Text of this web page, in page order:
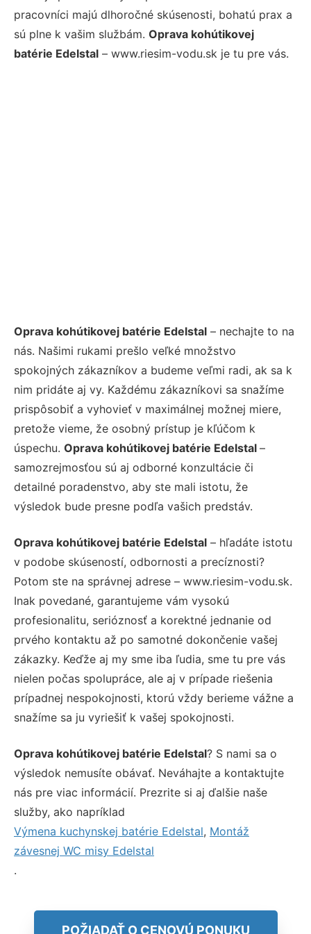
pracovníci majú dlhoročné skúsenosti, bohatú prax a
sú plne k vašim službám. Oprava kohútikovej
batérie Edelstal – www.riesim-vodu.sk je tu pre vás.
Oprava kohútikovej batérie Edelstal – nechajte to na
nás. Našimi rukami prešlo veľké množstvo
spokojných zákazníkov a budeme veľmi radi, ak sa k
nim pridáte aj vy. Každému zákazníkovi sa snažíme
prispôsobiť a vyhovieť v maximálnej možnej miere,
pretože vieme, že osobný prístup je kľúčom k
úspechu. Oprava kohútikovej batérie Edelstal –
samozrejmosťou sú aj odborné konzultácie či
detailné poradenstvo, aby ste mali istotu, že
výsledok bude presne podľa vašich predstáv.
Oprava kohútikovej batérie Edelstal – hľadáte istotu
v podobe skúseností, odbornosti a precíznosti?
Potom ste na správnej adrese – www.riesim-vodu.sk.
Inak povedané, garantujeme vám vysokú
profesionalitu, serióznosť a korektné jednanie od
prvého kontaktu až po samotné dokončenie vašej
zákazky. Keďže aj my sme iba ľudia, sme tu pre vás
nielen počas spolupráce, ale aj v prípade riešenia
prípadnej nespokojnosti, ktorú vždy berieme vážne a
snažíme sa ju vyriešiť k vašej spokojnosti.
Oprava kohútikovej batérie Edelstal? S nami sa o
výsledok nemusíte obávať. Neváhajte a kontaktujte
nás pre viac informácií. Prezrite si aj ďalšie naše
služby, ako napríklad
Výmena kuchynskej batérie Edelstal, Montáž
závesnej WC misy Edelstal
.
POŽIADAŤ O CENOVÚ PONUKU